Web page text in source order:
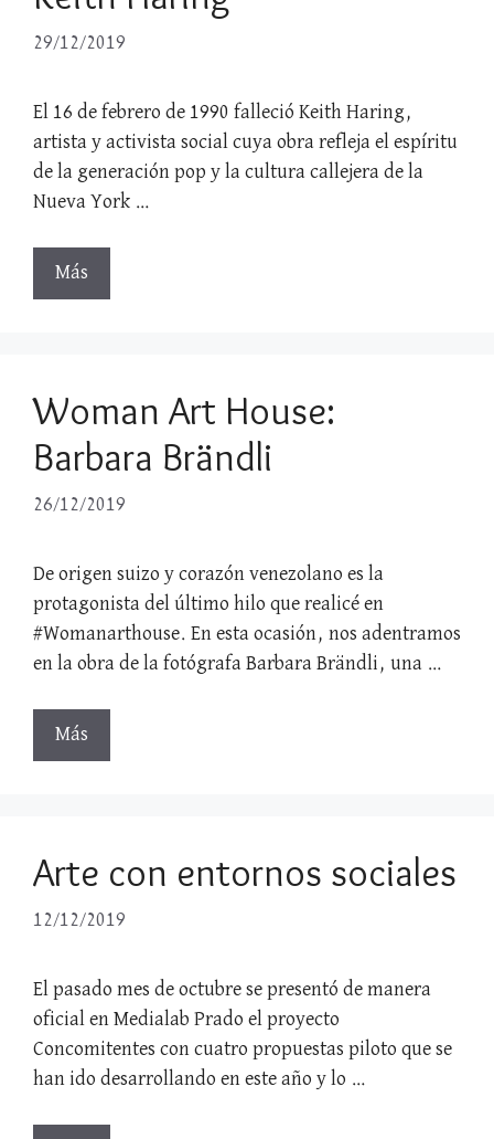
29/12/2019
El 16 de febrero de 1990 falleció Keith Haring,
artista y activista social cuya obra refleja el espíritu
de la generación pop y la cultura callejera de la
Nueva York …
Más
Woman Art House:
Barbara Brändli
26/12/2019
De origen suizo y corazón venezolano es la
protagonista del último hilo que realicé en
#Womanarthouse. En esta ocasión, nos adentramos
en la obra de la fotógrafa Barbara Brändli, una …
Más
Arte con entornos sociales
12/12/2019
El pasado mes de octubre se presentó de manera
oficial en Medialab Prado el proyecto
Concomitentes con cuatro propuestas piloto que se
han ido desarrollando en este año y lo …